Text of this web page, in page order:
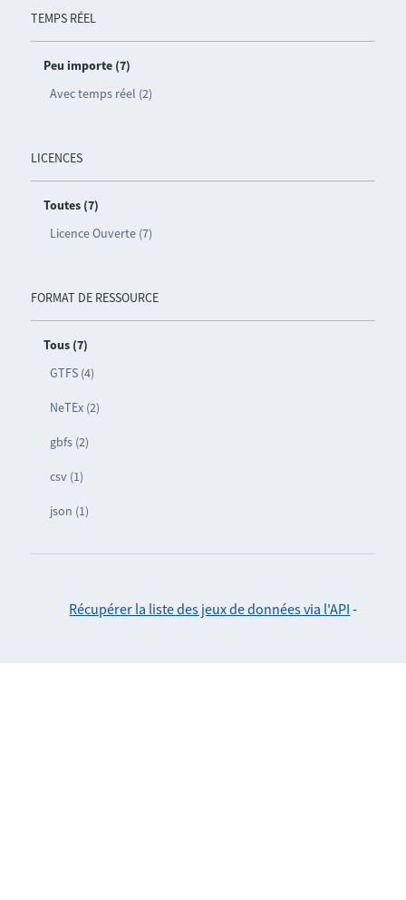
TEMPS RÉEL
Peu importe (7)
Avec temps réel (2)
LICENCES
Toutes (7)
Licence Ouverte (7)
FORMAT DE RESSOURCE
Tous (7)
GTFS (4)
NeTEx (2)
gbfs (2)
csv (1)
json (1)
Récupérer la liste des jeux de données via l'API -